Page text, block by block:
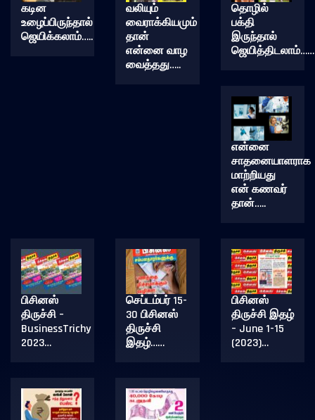
கடின
உழைப்பிருந்தால்
ஜெயிக்கலாம்…..
வலியும்
வைராக்கியமும்
தான்
என்னை வாழ
வைத்தது…..
தொழில்
பக்தி
இருந்தால்
என்னை
சாதனையாளராக
மாற்றியது
என் கணவர்
தான்…..
பிசினஸ்
திருச்சி –
BusinessTrichy
2023…
செப்டம்பர் 15-
30 பிசினஸ்
திருச்சி
இதழ்……
பிசினஸ்
திருச்சி இதழ்
– June 1-15
(2023)…